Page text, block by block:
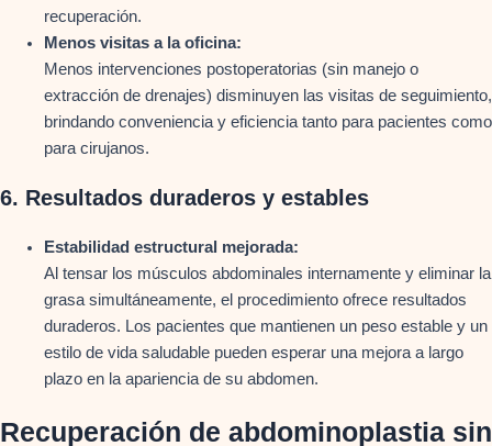
recuperación.
Menos visitas a la oficina:
Menos intervenciones postoperatorias (sin manejo o
extracción de drenajes) disminuyen las visitas de seguimiento,
brindando conveniencia y eficiencia tanto para pacientes como
para cirujanos.
6. Resultados duraderos y estables
Estabilidad estructural mejorada:
Al tensar los músculos abdominales internamente y eliminar la
grasa simultáneamente, el procedimiento ofrece resultados
duraderos. Los pacientes que mantienen un peso estable y un
estilo de vida saludable pueden esperar una mejora a largo
plazo en la apariencia de su abdomen.
Recuperación de abdominoplastia sin